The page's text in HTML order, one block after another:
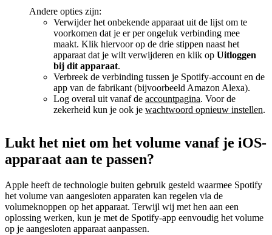
Andere opties zijn:
Verwijder het onbekende apparaat uit de lijst om te
voorkomen dat je er per ongeluk verbinding mee
maakt. Klik hiervoor op de drie stippen naast het
apparaat dat je wilt verwijderen en klik op Uitloggen
bij dit apparaat.
Verbreek de verbinding tussen je Spotify-account en de
app van de fabrikant (bijvoorbeeld Amazon Alexa).
Log overal uit vanaf de accountpagina. Voor de
zekerheid kun je ook je wachtwoord opnieuw instellen.
Lukt het niet om het volume vanaf je iOS-
apparaat aan te passen?
Apple heeft de technologie buiten gebruik gesteld waarmee Spotify
het volume van aangesloten apparaten kan regelen via de
volumeknoppen op het apparaat. Terwijl wij met hen aan een
oplossing werken, kun je met de Spotify-app eenvoudig het volume
op je aangesloten apparaat aanpassen.